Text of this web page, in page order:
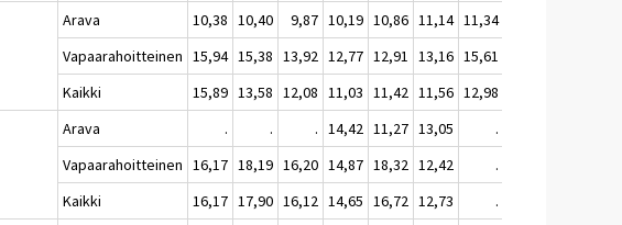
Arava 10,38 10,40 9,87 10,19 10,86 11,14 11,34
Vapaarahoitteinen 15,94 15,38 13,92 12,77 12,91 13,16 15,61
Kaikki
15,89 13,58 12,08 11,03 11,42 11,56 12,98
Arava . . . 14,42 11,27 13,05
.
Vapaarahoitteinen 16,17 18,19 16,20 14,87 18,32 12,42
.
Kaikki
16,17 17,90 16,12 14,65 16,72 12,73
.